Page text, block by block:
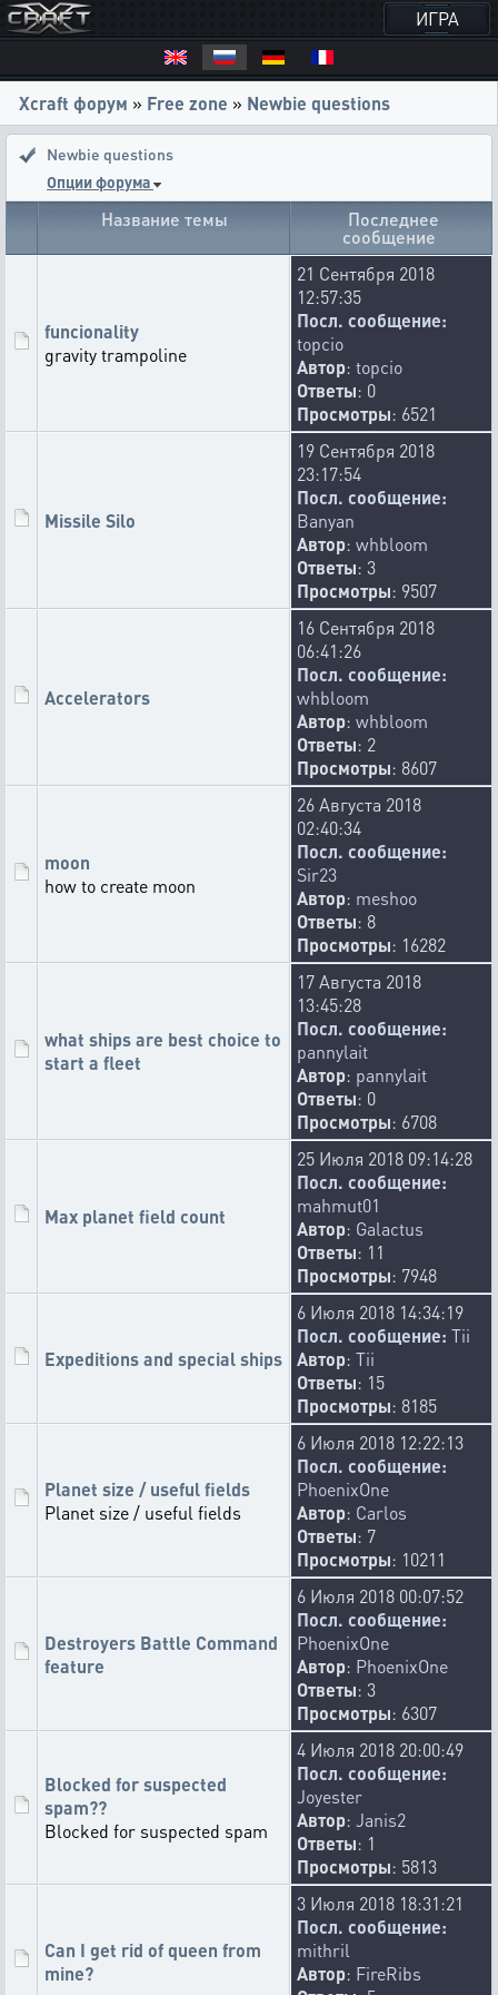
ИГРА
Xcraft форум » Free zone » Newbie questions
Newbie questions
Опции форума
Название темы Последнее
сообщение
funcionality
gravity trampoline
21 Сентября 2018
12:57:35
Посл. сообщение:
topcio
Автор: topcio
Ответы: 0
Просмотры: 6521
Missile Silo
19 Сентября 2018
23:17:54
Посл. сообщение:
Banyan
Автор: whbloom
Ответы: 3
Просмотры: 9507
Accelerators
16 Сентября 2018
06:41:26
Посл. сообщение:
whbloom
Автор: whbloom
Ответы: 2
Просмотры: 8607
moon
how to create moon
26 Августа 2018
02:40:34
Посл. сообщение:
Sir23
Автор: meshoo
Ответы: 8
Просмотры: 16282
what ships are best choice to
start a fleet
17 Августа 2018
13:45:28
Посл. сообщение:
pannylait
Автор: pannylait
Ответы: 0
Просмотры: 6708
Max planet field count
25 Июля 2018 09:14:28
Посл. сообщение:
mahmut01
Автор: Galactus
Ответы: 11
Просмотры: 7948
Expeditions and special ships
6 Июля 2018 14:34:19
Посл. сообщение: Tii
Автор: Tii
Ответы: 15
Просмотры: 8185
Planet size / useful fields
Planet size / useful fields
6 Июля 2018 12:22:13
Посл. сообщение:
PhoenixOne
Автор: Carlos
Ответы: 7
Просмотры: 10211
Destroyers Battle Command
feature
6 Июля 2018 00:07:52
Посл. сообщение:
PhoenixOne
Автор: PhoenixOne
Ответы: 3
Просмотры: 6307
Blocked for suspected
spam??
Blocked for suspected spam
4 Июля 2018 20:00:49
Посл. сообщение:
Joyester
Автор: Janis2
Ответы: 1
Просмотры: 5813
Can I get rid of queen from
mine?
3 Июля 2018 18:31:21
Посл. сообщение:
mithril
Автор: FireRibs